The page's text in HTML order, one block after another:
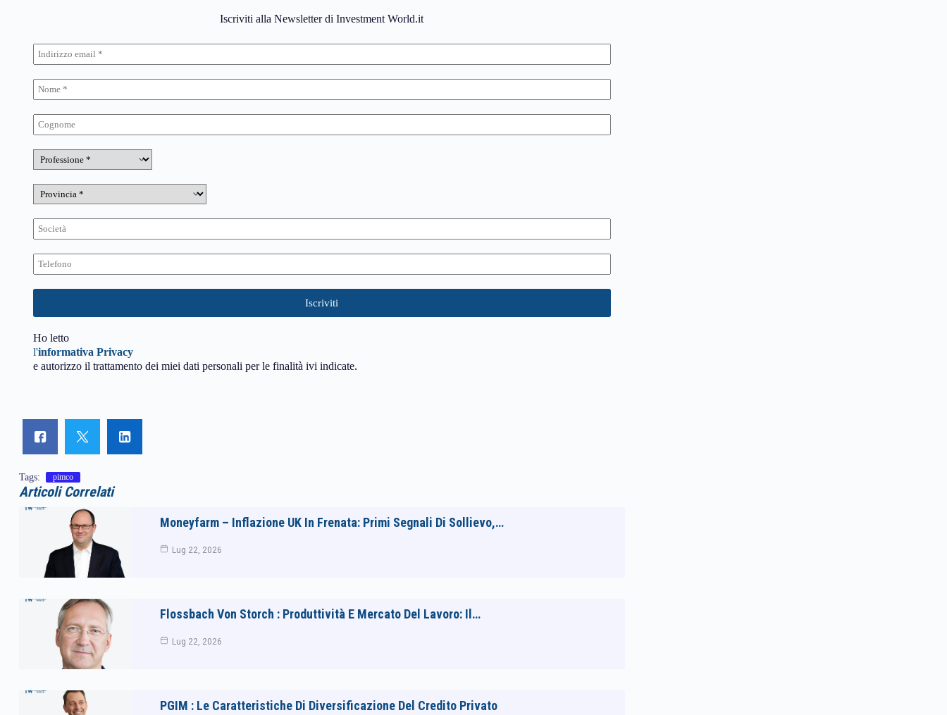
Iscriviti alla Newsletter di Investment World.it
Ho letto
l'informativa Privacy
e autorizzo il trattamento dei miei dati personali per le finalità ivi indicate.
Tags: pimco
Articoli Correlati
Moneyfarm – Inflazione UK In Frenata: Primi Segnali Di Sollievo,…
Lug 22, 2026
Flossbach Von Storch : Produttività E Mercato Del Lavoro: Il…
Lug 22, 2026
PGIM : Le Caratteristiche Di Diversificazione Del Credito Privato